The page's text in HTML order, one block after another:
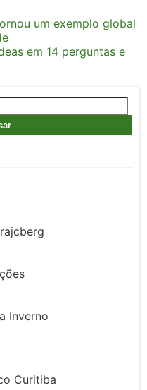
um exemplo global
em 14 perguntas e
Inverno
Curitiba